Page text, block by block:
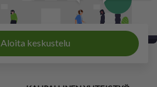
Aloita keskustelu